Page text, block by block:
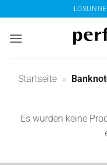
Inhalt
springen
Startseite »
Es wurden keine